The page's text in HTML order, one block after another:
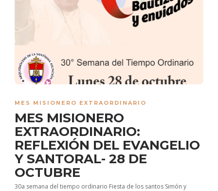
MES MISIONERO EXTRAORDINARIO
MES MISIONERO
EXTRAORDINARIO:
REFLEXIÓN DEL EVANGELIO
Y SANTORAL- 28 DE
OCTUBRE
30a semana del tiempo ordinario Fiesta de los santos Simón y